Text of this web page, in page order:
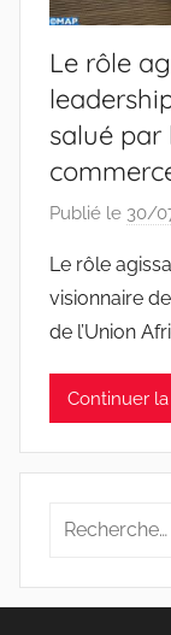
Le rôle
salué par
Publié le 30/
Le rôle
visionnaire
de l’Union
Continuer
Recherche
: